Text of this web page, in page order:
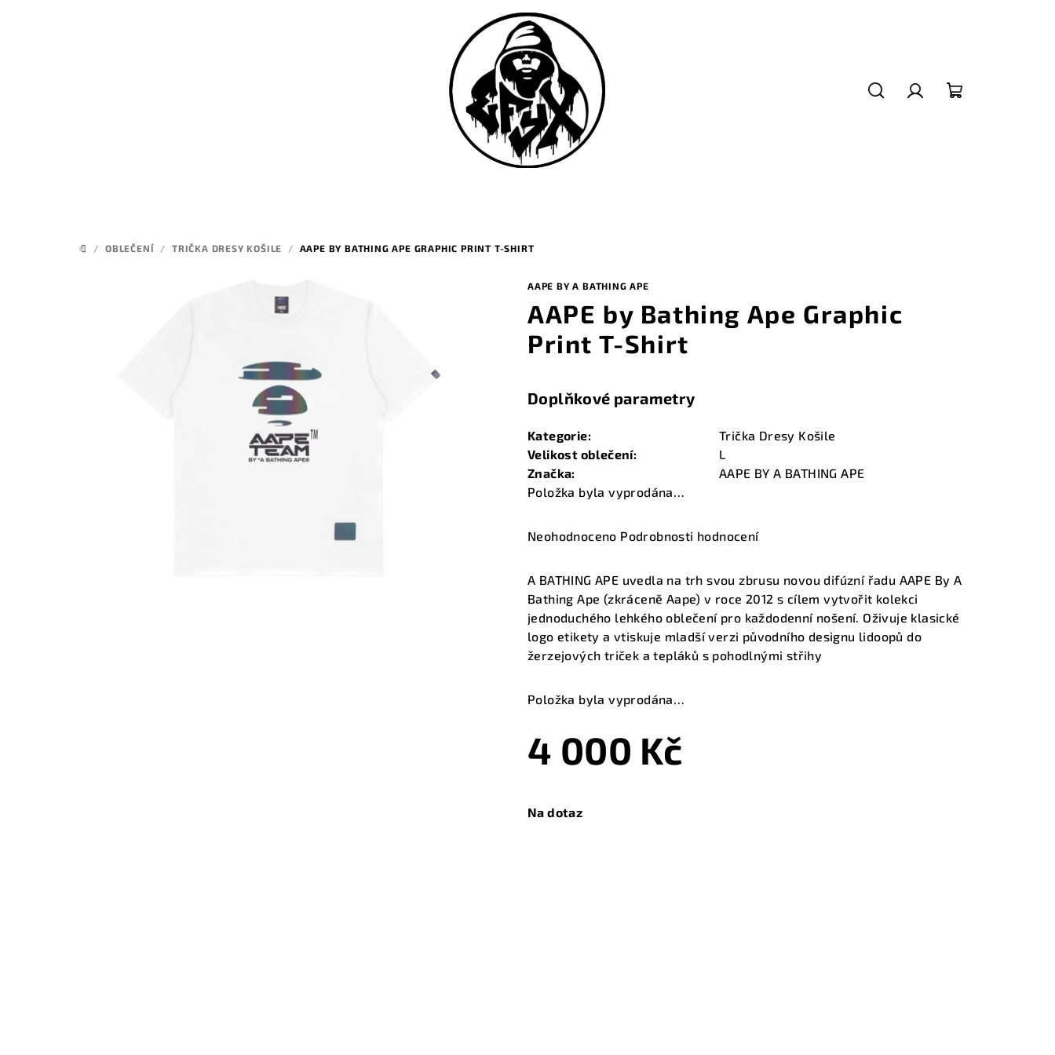
DOMŮ
/ OBLEČENÍ / TRIČKA DRESY KOŠILE / AAPE BY BATHING APE GRAPHIC PRINT T-SHIRT
AAPE BY A BATHING APE
AAPE by Bathing Ape Graphic
Print T-Shirt
Doplňkové parametry
Kategorie:
Trička Dresy Košile
Velikost oblečení:
L
Značka:
AAPE BY A BATHING APE
Položka byla vyprodána…
Průměrné
produktu
je
0,0
z
5
hvězdiček.
Neohodnoceno Podrobnosti hodnocení
A BATHING APE uvedla na trh svou zbrusu novou difúzní řadu AAPE By A
Bathing Ape (zkráceně Aape) v roce 2012 s cílem vytvořit kolekci
jednoduchého lehkého oblečení pro každodenní nošení. Oživuje klasické
logo etikety a vtiskuje mladší verzi původního designu lidoopů do
žerzejových triček a tepláků s pohodlnými střihy
Položka byla vyprodána…
4 000 Kč
cena:
Na dotaz